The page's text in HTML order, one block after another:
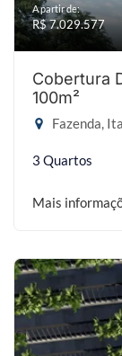
A partir de:
R$ 7.029.577
Cobertura
100m²
Fazenda,
3 Quartos
Mais